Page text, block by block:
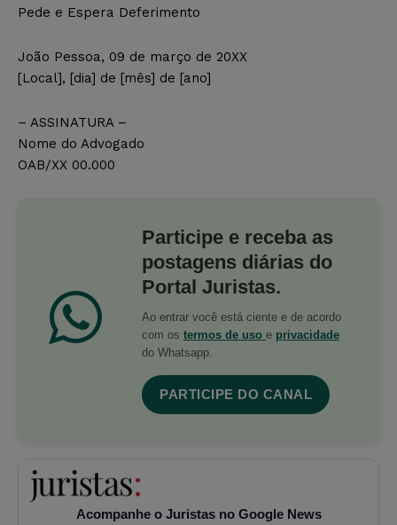
Pede e Espera Deferimento
João Pessoa, 09 de março de 20XX
[Local], [dia] de [mês] de [ano]
– ASSINATURA –
Nome do Advogado
OAB/XX 00.000
Participe e receba as
postagens diárias do
Portal Juristas.
Ao entrar você está ciente e de acordo
com os termos de uso e privacidade
do Whatsapp.
PARTICIPE DO CANAL
Acompanhe o Juristas no Google News